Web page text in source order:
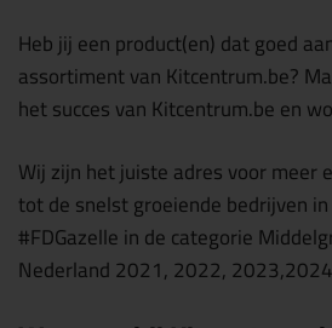
Heb jij een product(en) dat goed
assortiment van Kitcentrum.be?
het succes van Kitcentrum.be en
Wij zijn het juiste adres voor meer
tot de snelst groeiende bedrijven
#FDGazelle in de categorie
Nederland 2021, 2022,